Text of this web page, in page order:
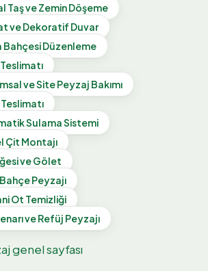
Taş ve Zemin Döşeme
ve Dekoratif Duvar
Bahçesi Düzenleme
ve Site Peyzaj Bakımı
Teslimatı
Sulama Sistemi
Çit Montajı
ve Gölet
Peyzajı
Ot Temizliği
ve Refüj Peyzajı
genel sayfası